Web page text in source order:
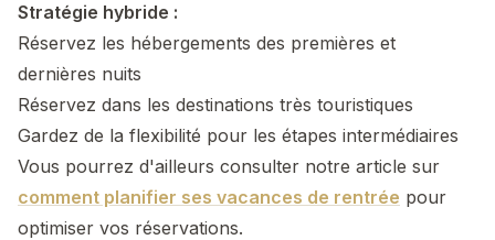
Stratégie hybride :
Réservez les hébergements des premières et
dernières nuits
Réservez dans les destinations très touristiques
Gardez de la flexibilité pour les étapes intermédiaires
Vous pourrez d'ailleurs consulter notre article sur
comment planifier ses vacances de rentrée pour
optimiser vos réservations.